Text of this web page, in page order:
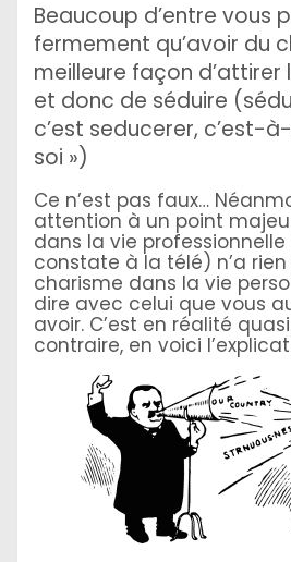
Beaucoup d’entre vous
fermement qu’avoir du
meilleure façon d’attirer
et donc de séduire
c’est seducerer, c’est-
soi »)
Ce n’est pas faux…
attention à un point
dans la vie professionnelle
constate à la télé) n’a
charisme dans la vie
dire avec celui que vous
avoir. C’est en réalité
contraire, en voici